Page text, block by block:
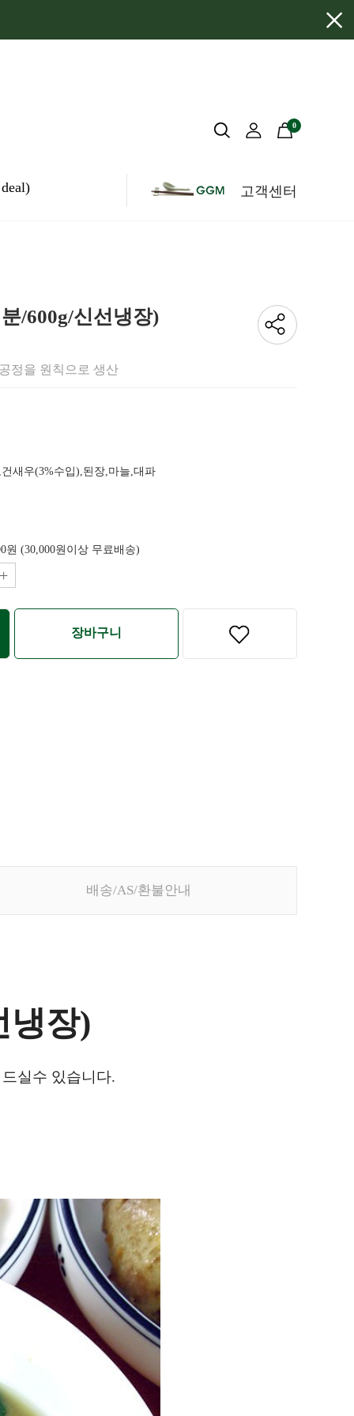
×
0
고객센터
/600g/신선냉장)
정을 원칙으로 생산
새우(3%수입),된장,마늘,대파
원 (30,000원이상 무료배송)
장바구니
배송/AS/환불안내
냉장)
실수 있습니다.